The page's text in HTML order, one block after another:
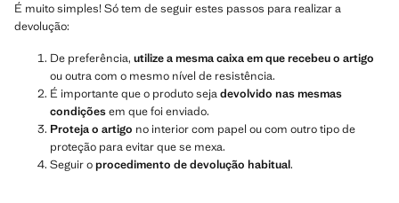
É muito simples! Só tem de seguir estes passos para realizar a
devolução:
De preferência, utilize a mesma caixa em que recebeu o artigo
ou outra com o mesmo nível de resistência.
É importante que o produto sejadevolvido nas mesmas
condiçõesem que foi enviado.
Proteja o artigo no interior com papel ou com outro tipo de
proteção para evitar que se mexa.
Seguir oprocedimento de devolução habitual.